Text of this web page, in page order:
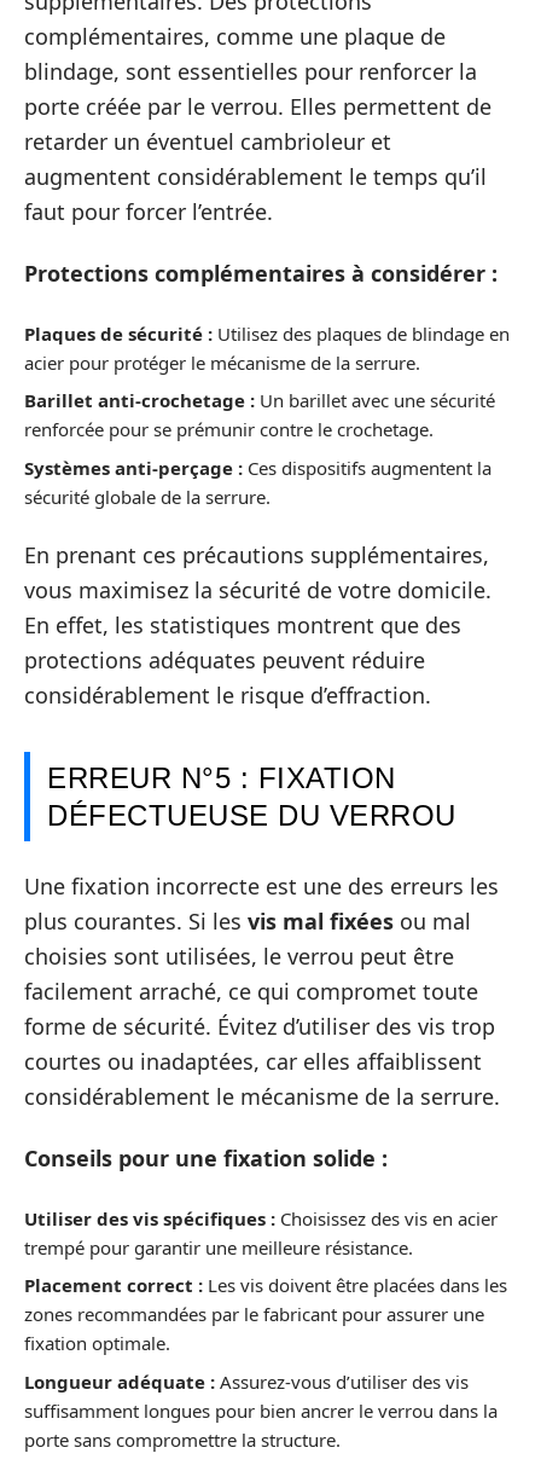
complémentaires, comme une plaque de
blindage, sont essentielles pour renforcer la
porte créée par le verrou. Elles permettent de
retarder un éventuel cambrioleur et
augmentent considérablement le temps qu’il
faut pour forcer l’entrée.
Protections complémentaires à considérer :
Plaques de sécurité : Utilisez des plaques de blindage en
acier pour protéger le mécanisme de la serrure.
Barillet anti-crochetage : Un barillet avec une sécurité
renforcée pour se prémunir contre le crochetage.
Systèmes anti-perçage : Ces dispositifs augmentent la
sécurité globale de la serrure.
En prenant ces précautions supplémentaires,
vous maximisez la sécurité de votre domicile.
En effet, les statistiques montrent que des
protections adéquates peuvent réduire
considérablement le risque d’effraction.
ERREUR N°5 : FIXATION
DÉFECTUEUSE DU VERROU
Une fixation incorrecte est une des erreurs les
plus courantes. Si les vis mal fixées ou mal
choisies sont utilisées, le verrou peut être
facilement arraché, ce qui compromet toute
forme de sécurité. Évitez d’utiliser des vis trop
courtes ou inadaptées, car elles affaiblissent
considérablement le mécanisme de la serrure.
Conseils pour une fixation solide :
Utiliser des vis spécifiques : Choisissez des vis en acier
trempé pour garantir une meilleure résistance.
Placement correct : Les vis doivent être placées dans les
zones recommandées par le fabricant pour assurer une
fixation optimale.
Longueur adéquate : Assurez-vous d’utiliser des vis
suffisamment longues pour bien ancrer le verrou dans la
porte sans compromettre la structure.